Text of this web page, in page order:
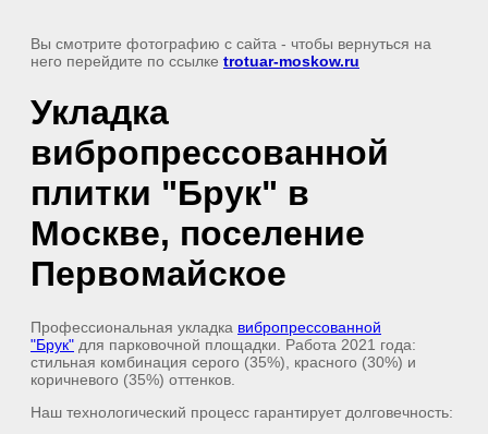
Вы смотрите фотографию с сайта - чтобы вернуться на
него перейдите по ссылке trotuar-moskow.ru
Укладка
вибропрессованной
плитки "Брук" в
Москве, поселение
Первомайское
Профессиональная укладка вибропрессованной
"Брук" для парковочной площадки. Работа 2021 года:
стильная комбинация серого (35%), красного (30%) и
коричневого (35%) оттенков.
Наш технологический процесс гарантирует долговечность: